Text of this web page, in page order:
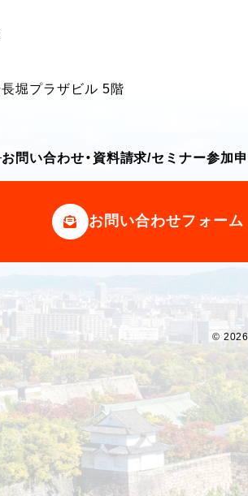
長堀プラザビル 5階
お問い合わせ・資料請求/セミナー参加
お問い合わせフォーム
© 2026